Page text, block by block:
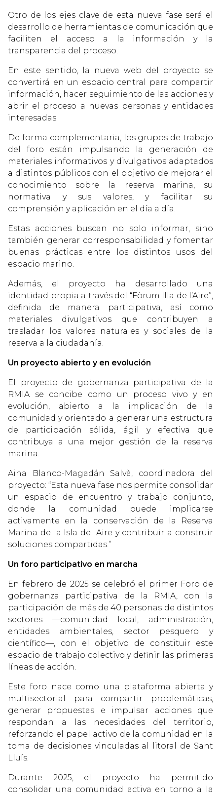
Otro de los ejes clave de esta nueva fase será el
desarrollo de herramientas de comunicación que
faciliten el acceso a la información y la
transparencia del proceso.
En este sentido, la nueva web del proyecto se
convertirá en un espacio central para compartir
información, hacer seguimiento de las acciones y
abrir el proceso a nuevas personas y entidades
interesadas.
De forma complementaria, los grupos de trabajo
del foro están impulsando la generación de
materiales informativos y divulgativos adaptados
a distintos públicos con el objetivo de mejorar el
conocimiento sobre la reserva marina, su
normativa y sus valores, y facilitar su
comprensión y aplicación en el día a día.
Estas acciones buscan no solo informar, sino
también generar corresponsabilidad y fomentar
buenas prácticas entre los distintos usos del
espacio marino.
Además, el proyecto ha desarrollado una
identidad propia a través del “Fòrum Illa de l’Aire”,
definida de manera participativa, así como
materiales divulgativos que contribuyen a
trasladar los valores naturales y sociales de la
reserva a la ciudadanía.
Un proyecto abierto y en evolución
El proyecto de gobernanza participativa de la
RMIA se concibe como un proceso vivo y en
evolución, abierto a la implicación de la
comunidad y orientado a generar una estructura
de participación sólida, ágil y efectiva que
contribuya a una mejor gestión de la reserva
marina.
Aina Blanco-Magadán Salvà, coordinadora del
proyecto: “Esta nueva fase nos permite consolidar
un espacio de encuentro y trabajo conjunto,
donde la comunidad puede implicarse
activamente en la conservación de la Reserva
Marina de la Isla del Aire y contribuir a construir
soluciones compartidas.”
Un foro participativo en marcha
En febrero de 2025 se celebró el primer Foro de
gobernanza participativa de la RMIA, con la
participación de más de 40 personas de distintos
sectores —comunidad local, administración,
entidades ambientales, sector pesquero y
científico—, con el objetivo de constituir este
espacio de trabajo colectivo y definir las primeras
líneas de acción.
Este foro nace como una plataforma abierta y
multisectorial para compartir problemáticas,
generar propuestas e impulsar acciones que
respondan a las necesidades del territorio,
reforzando el papel activo de la comunidad en la
toma de decisiones vinculadas al litoral de Sant
Lluís.
Durante 2025, el proyecto ha permitido
consolidar una comunidad activa en torno a la